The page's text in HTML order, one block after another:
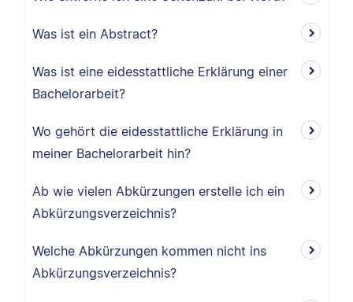
Was ist ein Abstract?
Was ist eine eidesstattliche Erklärung einer
Bachelorarbeit?
Wo gehört die eidesstattliche Erklärung in
meiner Bachelorarbeit hin?
Ab wie vielen Abkürzungen erstelle ich ein
Abkürzungsverzeichnis?
Welche Abkürzungen kommen nicht ins
Abkürzungsverzeichnis?